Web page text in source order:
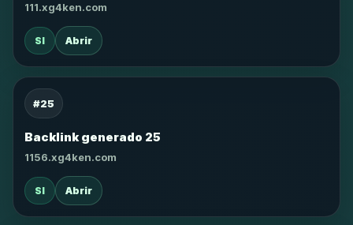
111.xg4ken.com
SI Abrir
#25
Backlink generado 25
1156.xg4ken.com
SI Abrir